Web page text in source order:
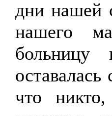
дни нашей
нашего
что